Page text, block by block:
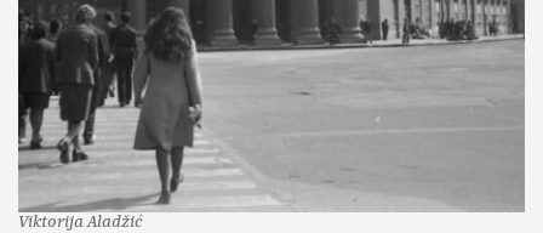
Viktorija Aladžić